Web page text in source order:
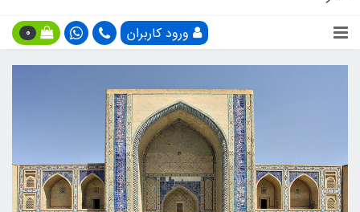
ورود کاربران 0